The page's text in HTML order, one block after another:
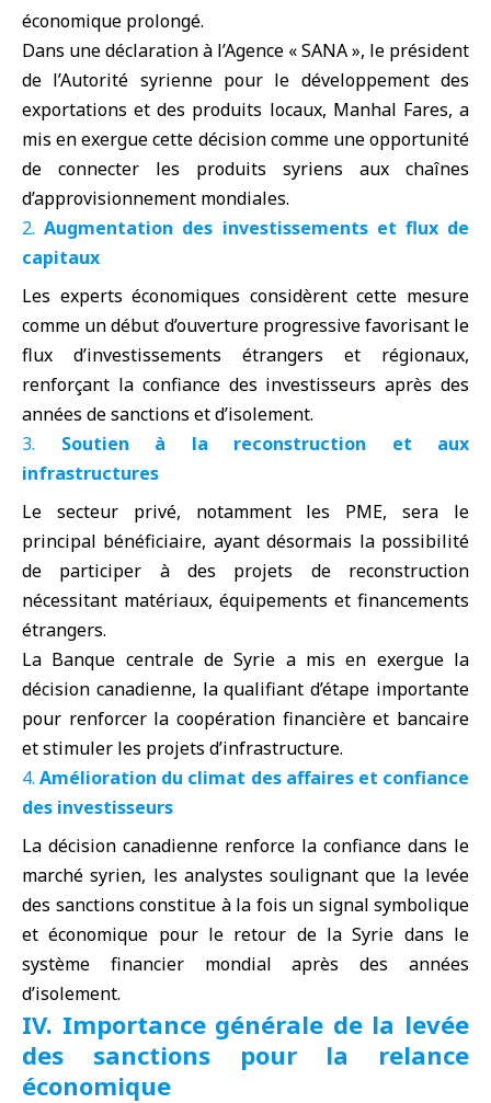
économique prolongé.
Dans une déclaration à l’Agence « SANA », le président
de l’Autorité syrienne pour le développement des
exportations et des produits locaux, Manhal Fares, a
mis en exergue cette décision comme une opportunité
de connecter les produits syriens aux chaînes
d’approvisionnement mondiales.
Augmentation des investissements et flux de
capitaux
Les experts économiques considèrent cette mesure
comme un début d’ouverture progressive favorisant le
flux d’investissements étrangers et régionaux,
renforçant la confiance des investisseurs après des
années de sanctions et d’isolement.
Soutien à la reconstruction et aux
infrastructures
Le secteur privé, notamment les PME, sera le
principal bénéficiaire, ayant désormais la possibilité
de participer à des projets de reconstruction
nécessitant matériaux, équipements et financements
étrangers.
La Banque centrale de Syrie a mis en exergue la
décision canadienne, la qualifiant d’étape importante
pour renforcer la coopération financière et bancaire
et stimuler les projets d’infrastructure.
Amélioration du climat des affaires et confiance
des investisseurs
La décision canadienne renforce la confiance dans le
marché syrien, les analystes soulignant que la levée
des sanctions constitue à la fois un signal symbolique
et économique pour le retour de la Syrie dans le
système financier mondial après des années
d’isolement.
IV. Importance générale de la levée
des sanctions pour la relance
économique